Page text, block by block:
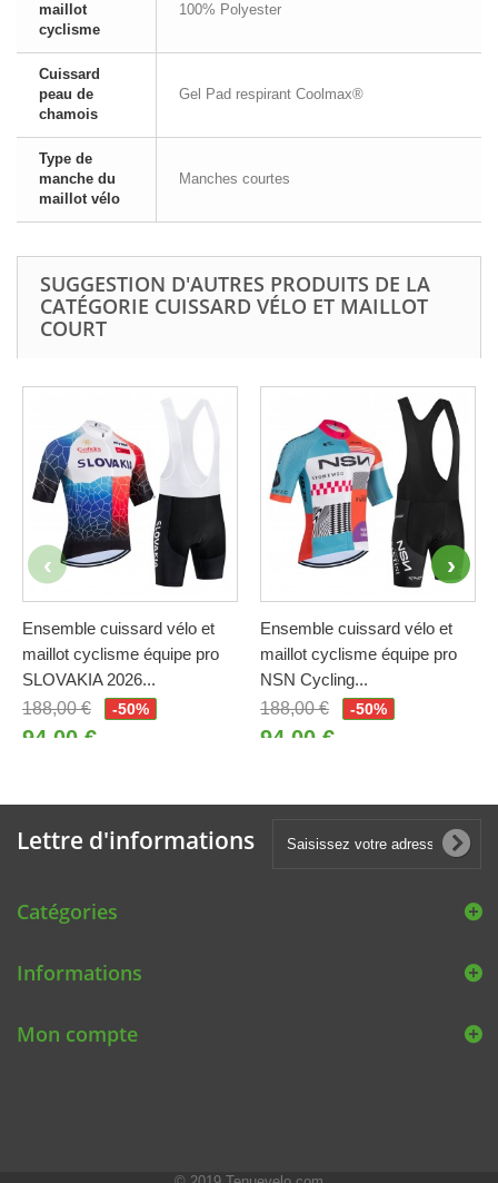
maillot
cyclisme
100% Polyester
Cuissard
peau de
chamois
Gel Pad respirant Coolmax®
Type de
manche du
maillot vélo
Manches courtes
SUGGESTION D'AUTRES PRODUITS DE LA
CATÉGORIE CUISSARD VÉLO ET MAILLOT
COURT
Ensemble cuissard vélo et
maillot cyclisme équipe pro
SLOVAKIA 2026...
188,00 €
-50%
94,00 €
Ensemble cuissard vélo et
maillot cyclisme équipe pro
NSN Cycling...
188,00 €
-50%
94,00 €
Lettre d'informations
Catégories
Informations
Mon compte